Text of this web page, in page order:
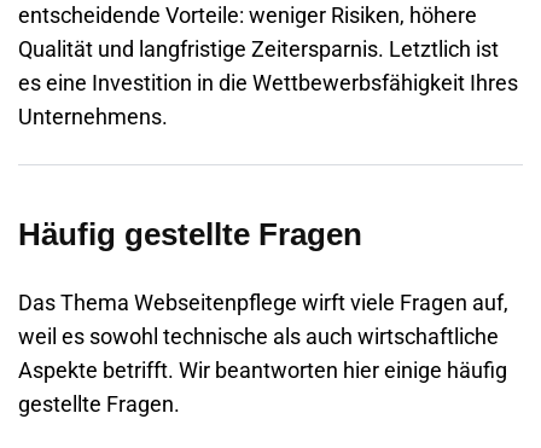
entscheidende Vorteile: weniger Risiken, höhere
Qualität und langfristige Zeitersparnis. Letztlich ist
es eine Investition in die Wettbewerbsfähigkeit Ihres
Unternehmens.
Häufig gestellte Fragen
Das Thema Webseitenpflege wirft viele Fragen auf,
weil es sowohl technische als auch wirtschaftliche
Aspekte betrifft. Wir beantworten hier einige häufig
gestellte Fragen.